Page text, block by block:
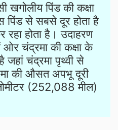
खगोलीय पिंड की कक्षा
पिंड से सबसे दूर होता है
रहा होता है। उदाहरण
ओर चंद्रमा की कक्षा के
जहां चंद्रमा पृथ्वी से
की औसत अपभू दूरी
(252,088 मील)